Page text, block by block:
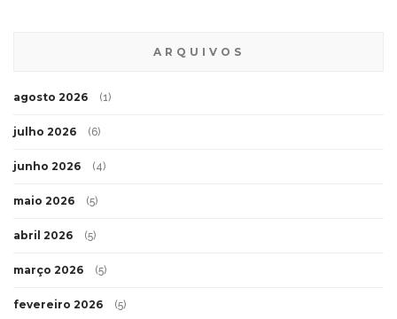
ARQUIVOS
agosto 2026 (1)
julho 2026 (6)
junho 2026 (4)
maio 2026 (5)
abril 2026 (5)
março 2026 (5)
fevereiro 2026 (5)